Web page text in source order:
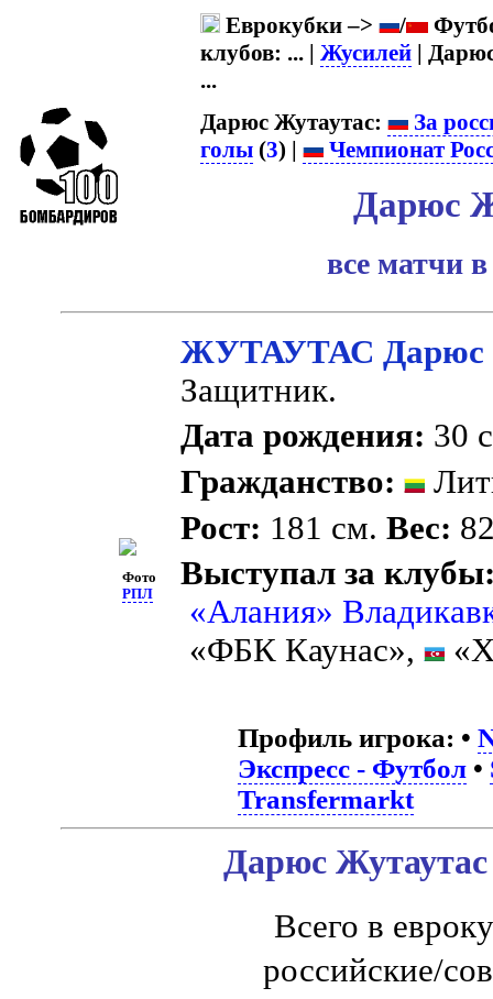
Еврокубки –> /
клубов: ... | Жусилей |
...
Дарюс Жутаутас:
За
голы (3) | Чемпионат
Дарюс
все матчи
Фото
РПЛ
ЖУТАУТАС Дарюс
Защитник.
Дата рождения: 30
Гражданство:
Рост: 181 см.Вес:
Выступал за
«Алания»
«ФБК Каунас»,
Профиль игрока: •
Экспресс - Футбол•
Transfermarkt
Дарюс Жутаутас
Всего в
российские/